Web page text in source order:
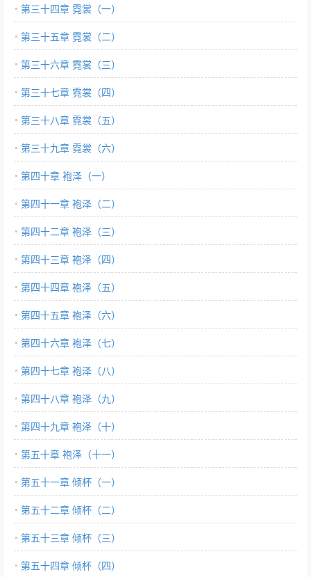
第三十四章 霓裳（一）
第三十五章 霓裳（二）
第三十六章 霓裳（三）
第三十七章 霓裳（四）
第三十八章 霓裳（五）
第三十九章 霓裳（六）
第四十章 袍泽（一）
第四十一章 袍泽（二）
第四十二章 袍泽（三）
第四十三章 袍泽（四）
第四十四章 袍泽（五）
第四十五章 袍泽（六）
第四十六章 袍泽（七）
第四十七章 袍泽（八）
第四十八章 袍泽（九）
第四十九章 袍泽（十）
第五十章 袍泽（十一）
第五十一章 倾杯（一）
第五十二章 倾杯（二）
第五十三章 倾杯（三）
第五十四章 倾杯（四）